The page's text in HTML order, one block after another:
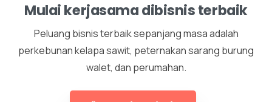
Mulai kerjasama dibisnis terbaik
Peluang bisnis terbaik sepanjang masa adalah
perkebunan kelapa sawit, peternakan sarang burung
walet, dan perumahan.